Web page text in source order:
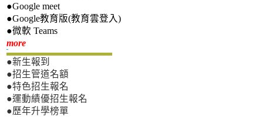
●Google meet
●Google教育版(教育雲登入)
●微軟 Teams
more新生專區
●新生報到
●招生管道名額
●特色招生報名
●運動績優招生報名
●歷年升學榜單